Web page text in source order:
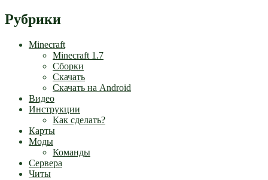
Рубрики
Minecraft
Minecraft 1.7
Сборки
Скачать
Скачать на Android
Видео
Инструкции
Как сделать?
Карты
Моды
Команды
Сервера
Читы